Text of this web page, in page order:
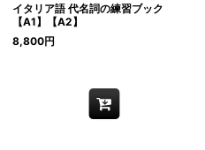
イタリア語 代名詞の練習ブック
【A1】【A2】
8,800円